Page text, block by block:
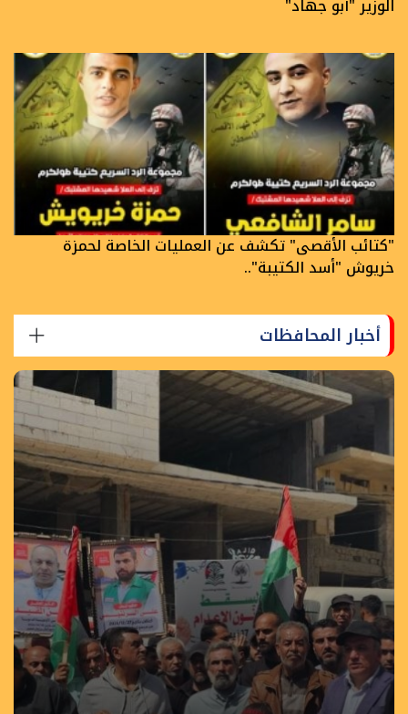
الوزير "أبو جهاد"
"كتائب الأقصى" تكشف عن العمليات الخاصة لحمزة
خريوش "أسد الكتيبة"..
أخبار المحافظات